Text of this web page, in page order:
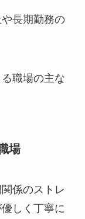
長期勤務の
職場の主な
場
係のストレ
しく丁寧に